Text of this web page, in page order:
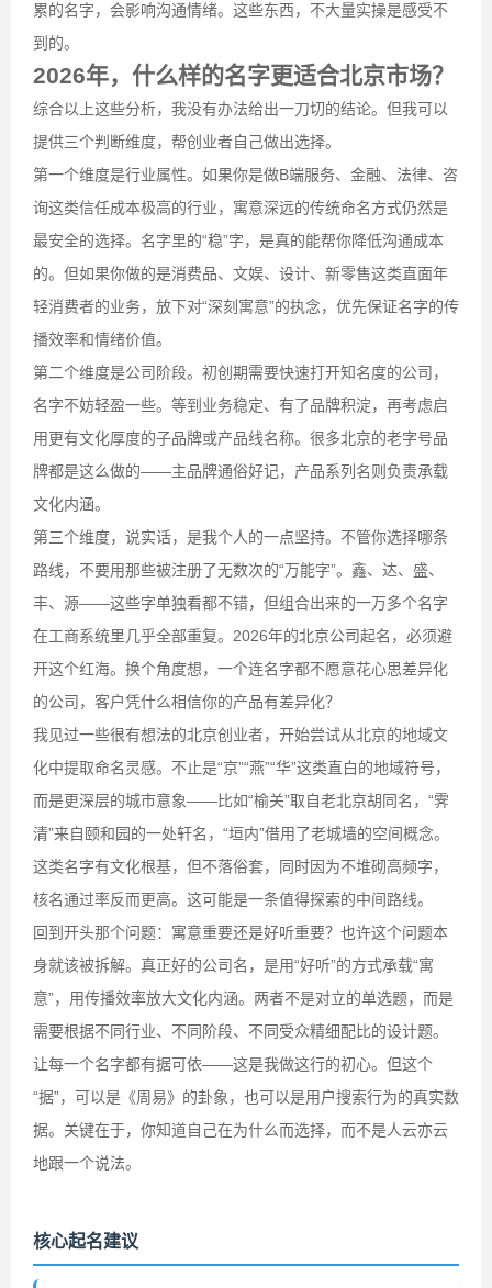
累的名字，会影响沟通情绪。这些东西，不大量实操是感受不
到的。
2026年，什么样的名字更适合北京市场？
综合以上这些分析，我没有办法给出一刀切的结论。但我可以
提供三个判断维度，帮创业者自己做出选择。
第一个维度是行业属性。如果你是做B端服务、金融、法律、咨
询这类信任成本极高的行业，寓意深远的传统命名方式仍然是
最安全的选择。名字里的“稳”字，是真的能帮你降低沟通成本
的。但如果你做的是消费品、文娱、设计、新零售这类直面年
轻消费者的业务，放下对“深刻寓意”的执念，优先保证名字的传
播效率和情绪价值。
第二个维度是公司阶段。初创期需要快速打开知名度的公司，
名字不妨轻盈一些。等到业务稳定、有了品牌积淀，再考虑启
用更有文化厚度的子品牌或产品线名称。很多北京的老字号品
牌都是这么做的——主品牌通俗好记，产品系列名则负责承载
文化内涵。
第三个维度，说实话，是我个人的一点坚持。不管你选择哪条
路线，不要用那些被注册了无数次的“万能字”。鑫、达、盛、
丰、源——这些字单独看都不错，但组合出来的一万多个名字
在工商系统里几乎全部重复。2026年的北京公司起名，必须避
开这个红海。换个角度想，一个连名字都不愿意花心思差异化
的公司，客户凭什么相信你的产品有差异化？
我见过一些很有想法的北京创业者，开始尝试从北京的地域文
化中提取命名灵感。不止是“京”“燕”“华”这类直白的地域符号，
而是更深层的城市意象——比如“榆关”取自老北京胡同名，“霁
清”来自颐和园的一处轩名，“垣内”借用了老城墙的空间概念。
这类名字有文化根基，但不落俗套，同时因为不堆砌高频字，
核名通过率反而更高。这可能是一条值得探索的中间路线。
回到开头那个问题：寓意重要还是好听重要？也许这个问题本
身就该被拆解。真正好的公司名，是用“好听”的方式承载“寓
意”，用传播效率放大文化内涵。两者不是对立的单选题，而是
需要根据不同行业、不同阶段、不同受众精细配比的设计题。
让每一个名字都有据可依——这是我做这行的初心。但这个
“据”，可以是《周易》的卦象，也可以是用户搜索行为的真实数
据。关键在于，你知道自己在为什么而选择，而不是人云亦云
地跟一个说法。
核心起名建议